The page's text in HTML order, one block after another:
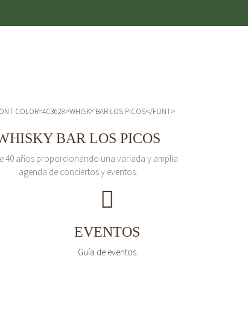
BAR LOS PICOS
40 años proporcionando una variada y amplia
agenda de conciertos y eventos.
EVENTOS
Guía de eventos